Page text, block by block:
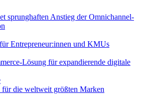
sprunghaften Anstieg der Omnichannel-
Entrepreneur:innen und KMUs
Lösung für expandierende digitale
für die weltweit größten Marken